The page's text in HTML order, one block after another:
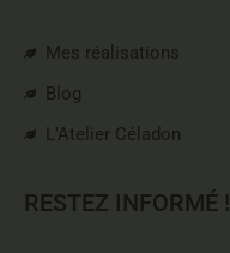
Mes réalisations
Blog
L'Atelier Céladon
RESTEZ INFORMÉ !